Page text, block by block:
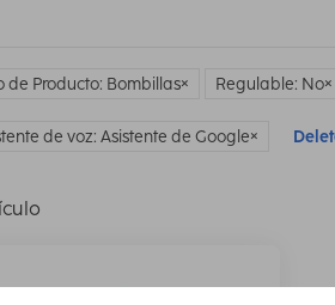
de Producto: Bombillas Regulable: No
de voz: Asistente de Google